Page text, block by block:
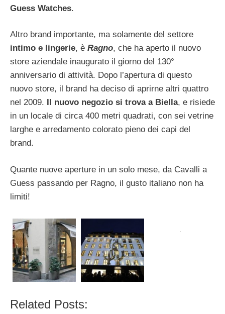
Guess Watches.
Altro brand importante, ma solamente del settore
intimo e lingerie, è Ragno, che ha aperto il nuovo
store aziendale inaugurato il giorno del 130°
anniversario di attività. Dopo l’apertura di questo
nuovo store, il brand ha deciso di aprirne altri quattro
nel 2009. Il nuovo negozio si trova a Biella, e risiede
in un locale di circa 400 metri quadrati, con sei vetrine
larghe e arredamento colorato pieno dei capi del
brand.
Quante nuove aperture in un solo mese, da Cavalli a
Guess passando per Ragno, il gusto italiano non ha
limiti!
Related Posts: